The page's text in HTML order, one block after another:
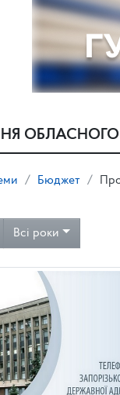
Бюджет
Всі роки